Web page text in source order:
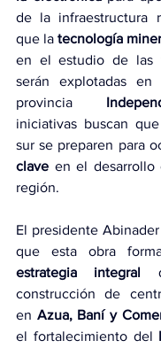
de la infraestructura
que la tecnología
en el estudio de las
serán explotadas en
provincia
iniciativas buscan
sur se preparen para
clave en el desarrollo
región.
El presidente
estrategia integral
construcción de
en Azua, Baní y
el fortalecimiento del